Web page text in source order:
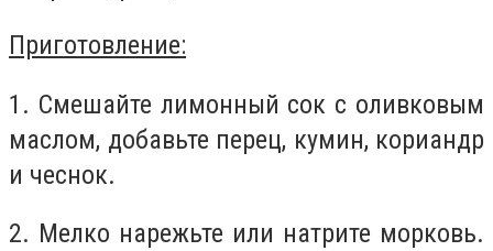
Приготовление:
1. Смешайте лимонный сок с оливковым
маслом, добавьте перец, кумин, кориандр
и чеснок.
2. Мелко нарежьте или натрите морковь.